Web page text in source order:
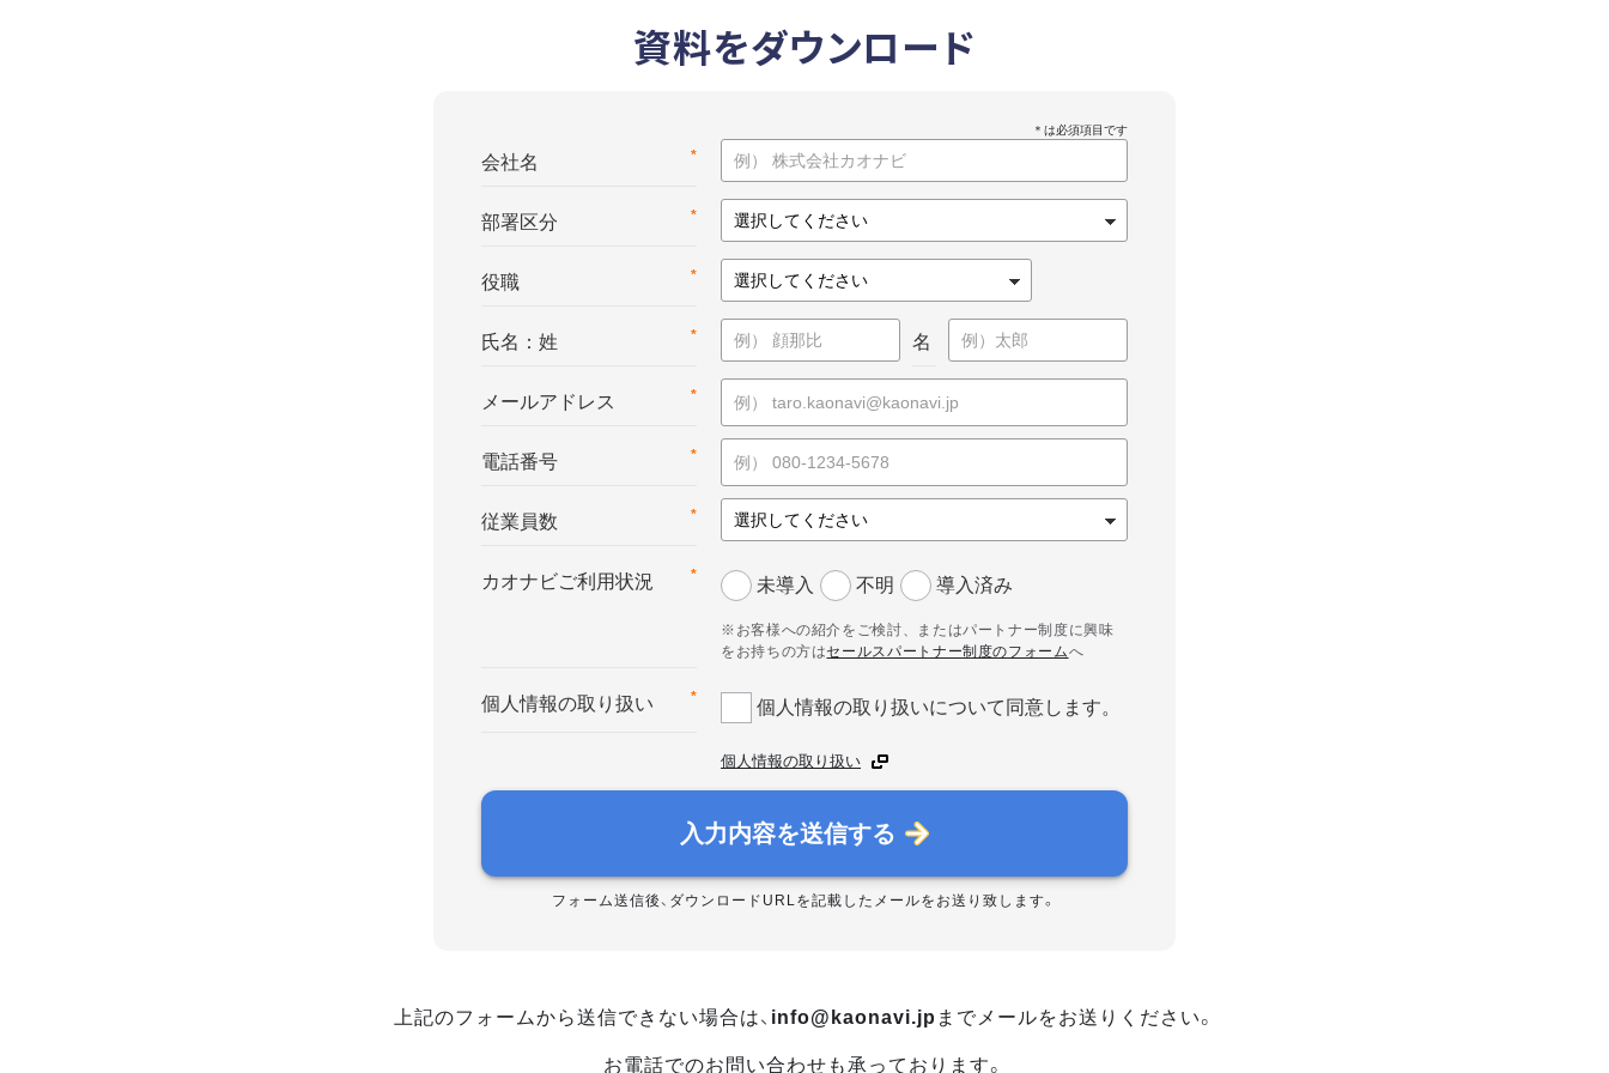
資料をダウンロード
*
会社名
*
部署区分
*
役職
*
氏名：姓 名
*
メールアドレス
*
電話番号
*
従業員数
*
カオナビご利用状況 未導入 不明 導入済み
※お客様への紹介をご検討、またはパートナー制度に興味
をお持ちの方はセールスパートナー制度のフォームへ
*
個人情報の取り扱い 個人情報の取り扱いについて同意します。
個人情報の取り扱い
入力内容を送信する
フォーム送信後、ダウンロードURLを記載したメールをお送り致します。
上記のフォームから送信できない場合は、 info@kaonavi.jp までメールをお送りください。
お電話でのお問い合わせも承っております。